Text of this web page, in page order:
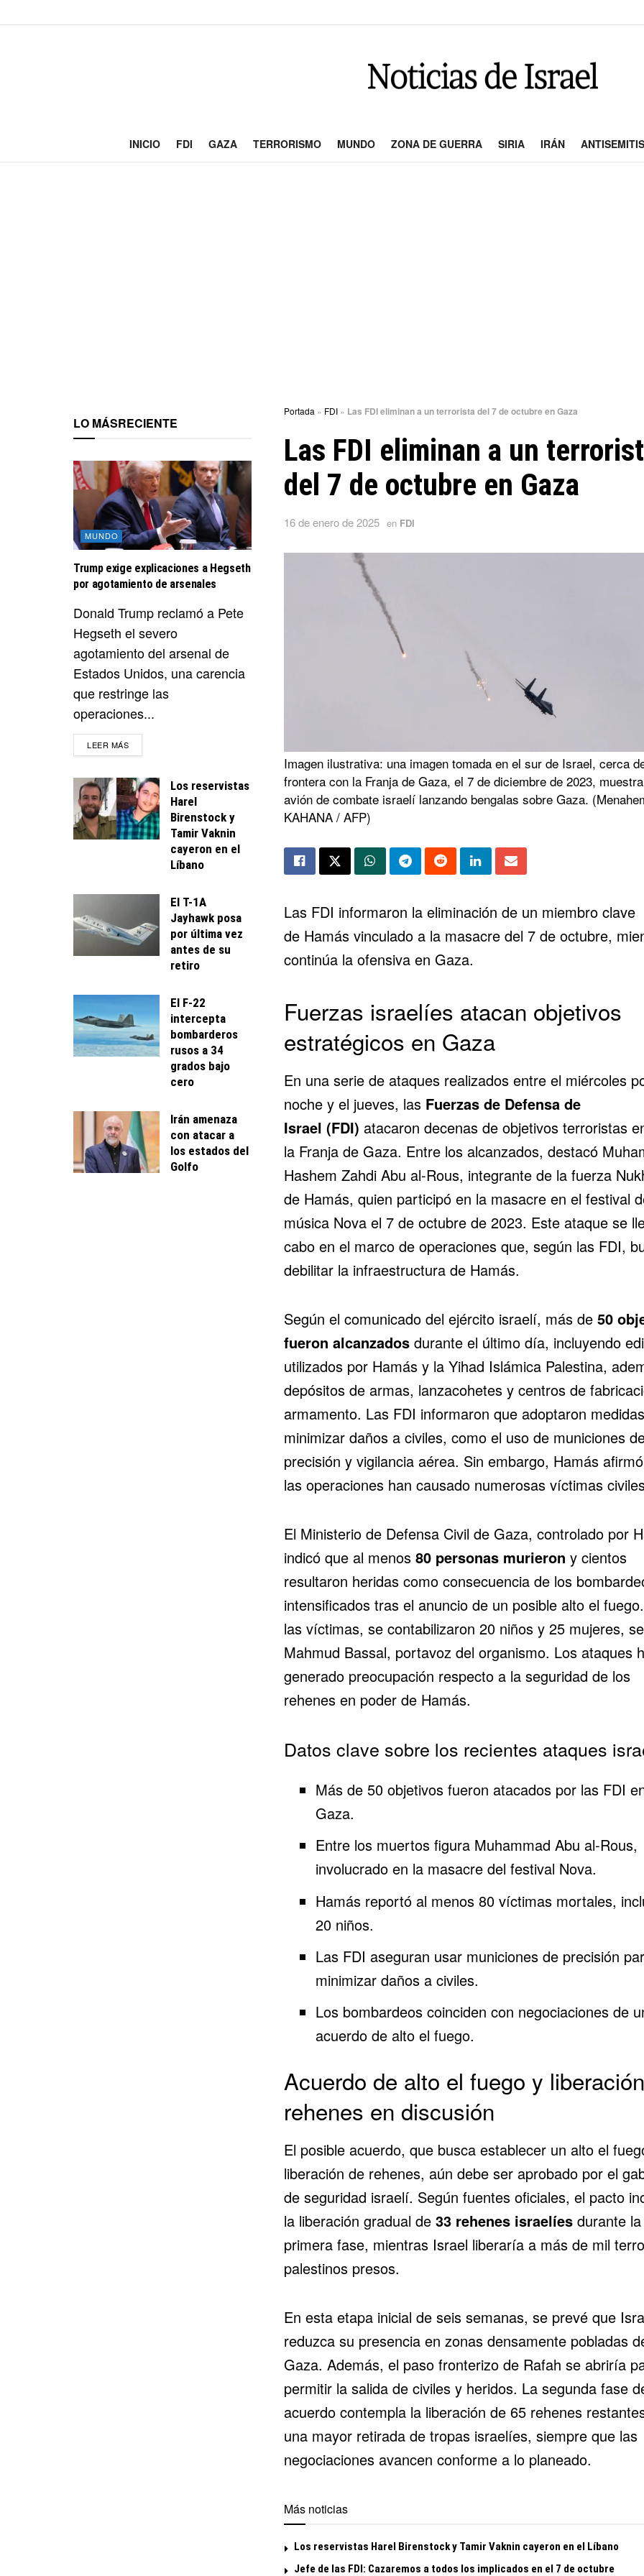
INICIO FDI GAZA TERRORISMO MUNDO ZONA DE GUERRA SIRIA IRÁN
Portada » FDI» Las FDI eliminan a un terrorista del 7 de octubre en Gaza
Las FDI eliminan a un
del 7 de octubre en Gaza
16 de enero de 2025 en FDI
Imagen ilustrativa: una imagen tomada en el sur de Israel, cerca
frontera con la Franja de Gaza, el 7 de diciembre de 2023,
avión de combate israelí lanzando bengalas sobre Gaza.
KAHANA / AFP)
Las FDI informaron la eliminación de un miembro clave
de Hamásvinculado a la masacre del 7 de octubre,
continúa la ofensiva en Gaza.
Fuerzas israelíes atacan objetivos
estratégicos en Gaza
En una serie de ataques realizados entre el miércoles
noche y el jueves, las Fuerzas de Defensa de
Israel (FDI) atacaron decenas de objetivos terroristas
la Franja de Gaza. Entre los alcanzados, destacó
Hashem Zahdi Abu al-Rous, integrante de la fuerza
de Hamás, quien participó en la masacre en el festival
música Nova el 7 de octubre de 2023. Este ataque se
cabo en el marco de operaciones que, según las FDI,
debilitar la infraestructura de Hamás.
Según el comunicado del ejército israelí, más de 50
fueron alcanzadosdurante el último día, incluyendo
utilizados por Hamás y la Yihad Islámica Palestina,
depósitos de armas, lanzacohetes y centros de
armamento. Las FDI informaron que adoptaron
minimizar daños a civiles, como el uso de municiones
precisión y vigilancia aérea. Sin embargo, Hamás
las operaciones han causado numerosas víctimas
El Ministerio de Defensa Civil de Gaza, controlado por
indicó que al menos 80 personas murieron y cientos
resultaron heridas como consecuencia de los
intensificados tras el anuncio de un posible alto el
las víctimas, se contabilizaron 20 niños y 25 mujeres,
Mahmud Bassal, portavoz del organismo. Los ataques
generado preocupación respecto a la seguridad de los
rehenes en poder de Hamás.
Datos clave sobre los recientes ataques
Más de 50 objetivos fueron atacados por las FDI
Gaza.
Entre los muertos figura Muhammad Abu al-Rous,
involucrado en la masacre del festival Nova.
Hamás reportó al menos 80 víctimas mortales,
20 niños.
Las FDI aseguran usar municiones de precisión
minimizar daños a civiles.
Los bombardeos coinciden con negociaciones de
acuerdo de alto el fuego.
Acuerdo de alto el fuego y
rehenes en discusión
El posible acuerdo, que busca establecer un alto el
liberación de rehenes, aún debe ser aprobado por el
de seguridad israelí. Según fuentes oficiales, el pacto
la liberación gradual de 33 rehenes israelíesdurante la
primera fase, mientras Israel liberaría a más de mil
palestinos presos.
En esta etapa inicial de seis semanas, se prevé que
reduzca su presencia en zonas densamente pobladas
Gaza. Además, el paso fronterizo de Rafah se abriría
permitir la salida de civiles y heridos. La segunda fase
acuerdo contempla la liberación de 65 rehenes
una mayor retirada de tropas israelíes, siempre que las
negociaciones avancen conforme a lo planeado.
Más noticias
Los reservistas Harel Birenstock y Tamir Vaknin cayeron en el Líbano
Jefe de las FDI: Cazaremos a todos los implicados en el 7 de octubre
LO MÁSRECIENTE
MUNDO
Trump exige explicaciones a Hegseth
por agotamiento de arsenales
Donald Trump reclamó a Pete
Hegseth el severo
agotamiento del arsenal de
Estados Unidos, una carencia
que restringe las
operaciones...
LEER MÁSDETAILS
Los reservistas
Harel
Birenstock y
Tamir Vaknin
cayeron en el
Líbano
El T-1A
Jayhawk posa
por última vez
antes de su
retiro
El F-22
intercepta
bombarderos
rusos a 34
grados bajo
cero
Irán amenaza
con atacar a
los estados del
Golfo